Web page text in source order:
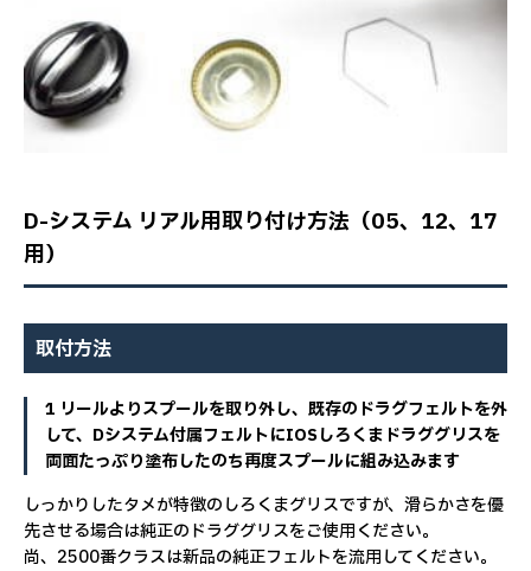
D-システム リアル用取り付け方法（05、12、17
用）
取付方法
1 リールよりスプールを取り外し、既存のドラグフェルトを外
して、Dシステム付属フェルトにIOSしろくまドラググリスを
両面たっぷり塗布したのち再度スプールに組み込みます
しっかりしたタメが特徴のしろくまグリスですが、滑らかさを優
先させる場合は純正のドラググリスをご使用ください。
尚、2500番クラスは新品の純正フェルトを流用してください。